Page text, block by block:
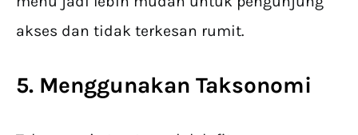
akses dan tidak terkesan rumit.
5. Menggunakan Taksonomi